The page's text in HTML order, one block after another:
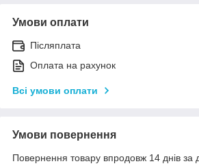
Умови оплати
Післяплата
Оплата на рахунок
Всі умови оплати
Умови повернення
Повернення товару впродовж 14 днів за